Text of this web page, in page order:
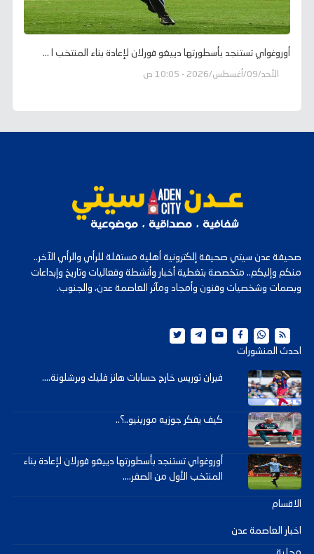
أوروغواي تستنجد بأسطورتها دييغو فورلان لإعادة بناء المنتخب ا ...
الأحد/09/أغسطس/2026 - 10:05 ص
صحيفة عدن سيتي صحيفة إلكترونية أهلية مستقلة للرأي والرأي الآخر..
منكم وإليكم.. متخصصة بتغطية أخبار وأنشطة وفعاليات وتاريخ وإبداعات
وبصمات وشخصيات وفنون وأمجاد ومآثر العاصمة عدن، والجنوب.
احدث المنشورات
فيران توريس خارج حسابات هانز فليك وبرشلونة....
كيف يفكر جوزيه مورينيو..؟..
أوروغواي تستنجد بأسطورتها دييغو فورلان لإعادة بناء
المنتخب الأول من الصفر....
الاقسام
اخبار العاصمة عدن